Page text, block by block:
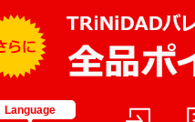
Language